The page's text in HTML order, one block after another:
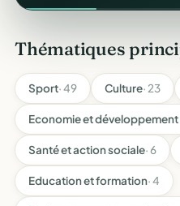
Thématiques
Sport· 49 Culture· 23
Economie et
Santé et action sociale· 6
Education et formation· 4